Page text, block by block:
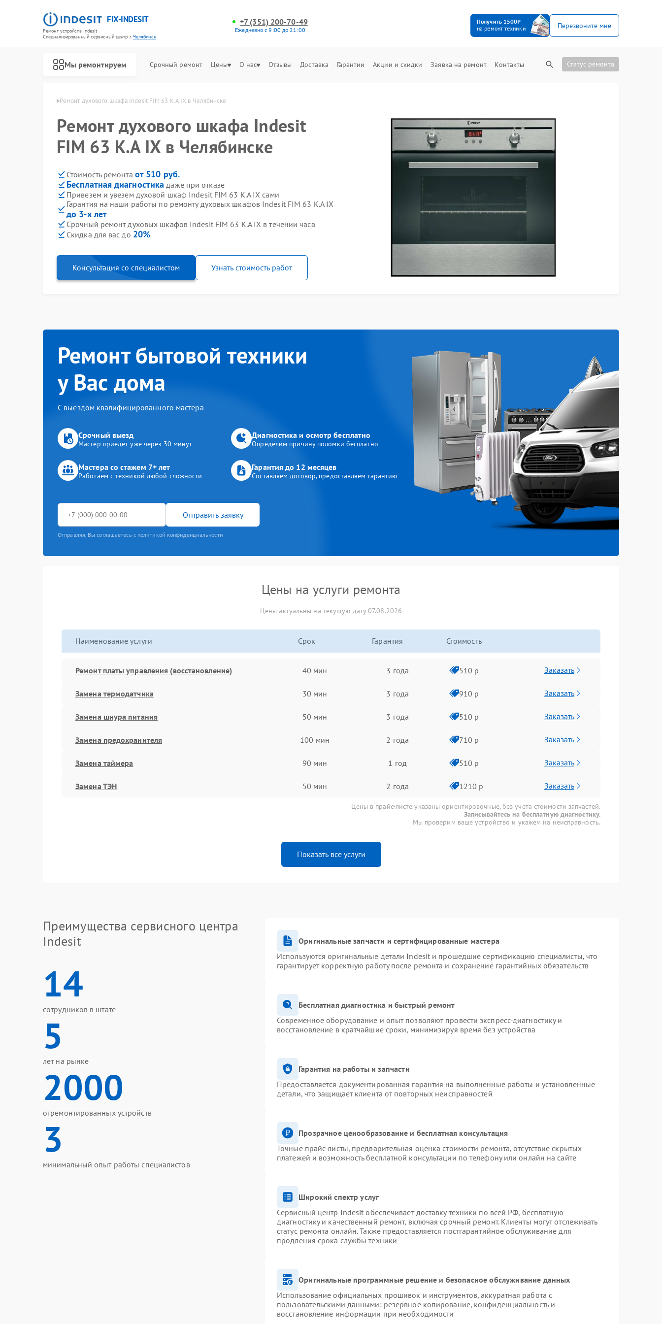
FIX-INDESIT
Ремонт устройств Indesit
Специализированный cервисный центр г.Челябинск
+7 (351) 200-70-49
Ежедневно с 9:00 до 21:00
Получить 1500₽
на ремонт техники
Перезвоните мне
Мы ремонтируем Срочный ремонт Цены О нас Отзывы Доставка Гарантии Акции и скидки Заявка на ремонт Контакты Статус ремонта
Ремонт духового шкафа Indesit FIM 63 K.A IX в Челябинске
Ремонт духового шкафа Indesit
FIM 63 K.A IX в Челябинске
Стоимость ремонта от 510 руб.
Бесплатная диагностика даже при отказе
Привезем и увезем духовой шкаф Indesit FIM 63 K.A IX сами
Гарантия на наши работы по ремонту духовых шкафов Indesit FIM 63 K.A IX
до 3-х лет
Срочный ремонт духовых шкафов Indesit FIM 63 K.A IX в течении часа
Скидка для вас до 20%
Консультация со специалистом Узнать стоимость работ
Ремонт бытовой техники
у Вас дома
С выездом квалифицированного мастера
Срочный выезд
Мастер приедет уже через 30 минут
Диагностика и осмотр бесплатно
Определим причину поломки бесплатно
Мастера со стажем 7+ лет
Работаем с техникой любой сложности
Гарантия до 12 месяцев
Составляем договор, предоставляем гарантию
Отправить заявку
Отправляя, Вы соглашаетесь с политикой конфиденциальности
Цены на услуги ремонта
Цены актуальны на текущую дату 07.08.2026
Наименование услуги Срок Гарантия Стоимость
Ремонт платы управления (восстановление) 40 мин 3 года 510 р Заказать
Замена термодатчика 30 мин 3 года 910 р Заказать
Замена шнура питания 50 мин 3 года 510 р Заказать
Замена предохранителя 100 мин 2 года 710 р Заказать
Замена таймера 90 мин 1 год 510 р Заказать
Замена ТЭН 50 мин 2 года 1210 р Заказать
Цены в прайс-листе указаны ориентировочные, без учета стоимости запчастей.
Записывайтесь на бесплатную диагностику.
Мы проверим ваше устройство и укажем на неисправность.
Показать все услуги
Преимущества сервисного центра
Indesit
14
сотрудников в штате
5
лет на рынке
2000
отремонтированных устройств
3
минимальный опыт работы специалистов
Оригинальные запчасти и сертифицированные мастера
Используются оригинальные детали Indesit и прошедшие сертификацию специалисты, что
гарантирует корректную работу после ремонта и сохранение гарантийных обязательств
Бесплатная диагностика и быстрый ремонт
Современное оборудование и опыт позволяют провести экспресс-диагностику и
восстановление в кратчайшие сроки, минимизируя время без устройства
Гарантия на работы и запчасти
Предоставляется документированная гарантия на выполненные работы и установленные
детали, что защищает клиента от повторных неисправностей
Прозрачное ценообразование и бесплатная консультация
Точные прайс-листы, предварительная оценка стоимости ремонта, отсутствие скрытых
платежей и возможность бесплатной консультации по телефону или онлайн на сайте
Широкий спектр услуг
Сервисный центр Indesit обеспечивает доставку техники по всей РФ, бесплатную
диагностику и качественный ремонт, включая срочный ремонт. Клиенты могут отслеживать
статус ремонта онлайн. Также предоставляется постгарантийное обслуживание для
продления срока службы техники
Оригинальные программные решение и безопасное обслуживание данных
Использование официальных прошивок и инструментов, аккуратная работа с
пользовательскими данными: резервное копирование, конфиденциальность и
восстановление информации при необходимости